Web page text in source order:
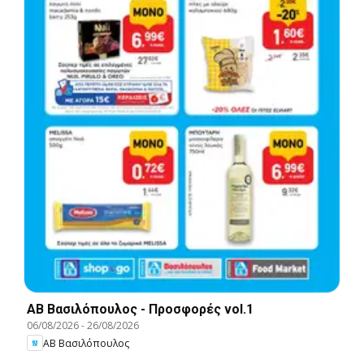
ΑΒ Βασιλόπουλος - Προσφορές vol.1
06/08/2026-26/08/2026
ΑΒ Βασιλόπουλος